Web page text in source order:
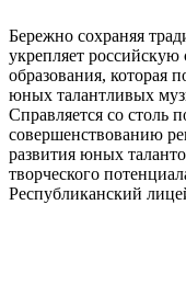
Бережно сохраняя
укрепляет российскую
образования, которая
юных талантливых
Справляется со столь
совершенствованию
развития юных
творческого
Республиканский